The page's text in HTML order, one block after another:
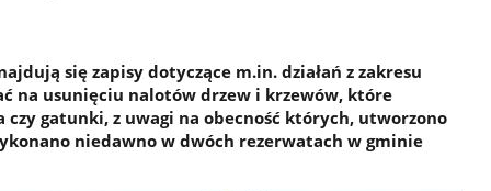
się zapisy dotyczące m.in. działań z zakresu
na usunięciu nalotów drzew i krzewów, które
gatunki, z uwagi na obecność których, utworzono
niedawno w dwóch rezerwatach w gminie